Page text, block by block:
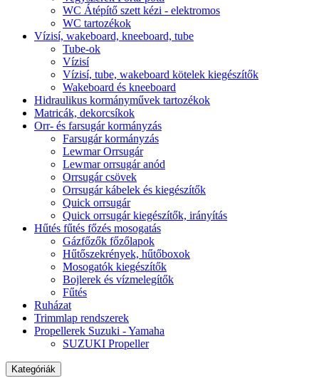
WC Átépítő szett kézi - elektromos
WC tartozékok
Vízisí, wakeboard, kneeboard, tube
Tube-ok
Vízisí
Vízisí, tube, wakeboard kötelek kiegészítők
Wakeboard és kneeboard
Hidraulikus kormányművek tartozékok
Matricák, dekorcsíkok
Orr- és farsugár kormányzás
Farsugár kormányzás
Lewmar Orrsugár
Lewmar orrsugár anód
Orrsugár csövek
Orrsugár kábelek és kiegészítők
Quick orrsugár
Quick orrsugár kiegészítők, irányítás
Hűtés fűtés főzés mosogatás
Gázfőzők főzőlapok
Hűtőszekrények, hűtőboxok
Mosogatók kiegészítők
Bojlerek és vízmelegítők
Fűtés
Ruházat
Trimmlap rendszerek
Propellerek Suzuki - Yamaha
SUZUKI Propeller
Kategóriák